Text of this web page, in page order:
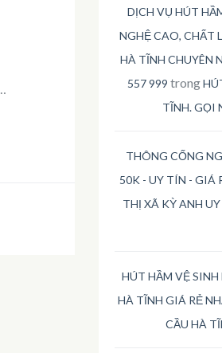
DỊCH VỤ HÚT
NGHỆ CAO, CHẤT
HÀ TĨNH CHUYÊN
557 999 trong
TĨNH. GỌI
THÔNG CỐNG
50K - UY TÍN - GIÁ
THỊ XÃ KỲ ANH
HÚT HẦM VỆ
HÀ TĨNH GIÁ RẺ
CẦU HÀ